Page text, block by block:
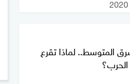
المتوسط.. لماذا تقرع